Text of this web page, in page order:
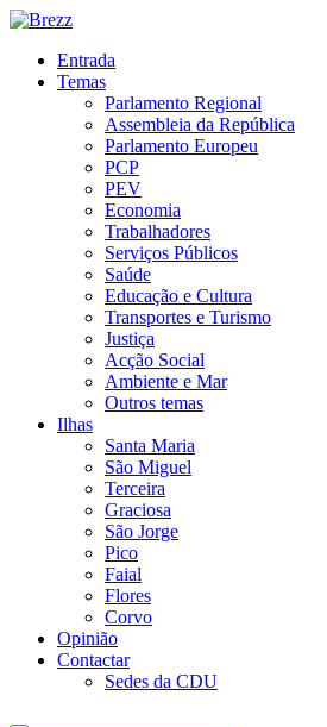
Entrada
Temas
Parlamento Regional
Assembleia da República
Parlamento Europeu
PCP
PEV
Economia
Trabalhadores
Serviços Públicos
Saúde
Educação e Cultura
Transportes e Turismo
Justiça
Acção Social
Ambiente e Mar
Outros temas
Ilhas
Santa Maria
São Miguel
Terceira
Graciosa
São Jorge
Pico
Faial
Flores
Corvo
Opinião
Contactar
Sedes da CDU